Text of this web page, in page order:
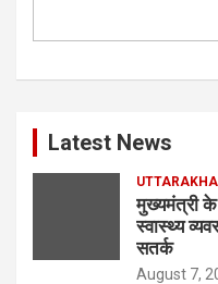
Latest News
मुख्यमंत्री के
स्वास्थ्य
सतर्क
August 7,